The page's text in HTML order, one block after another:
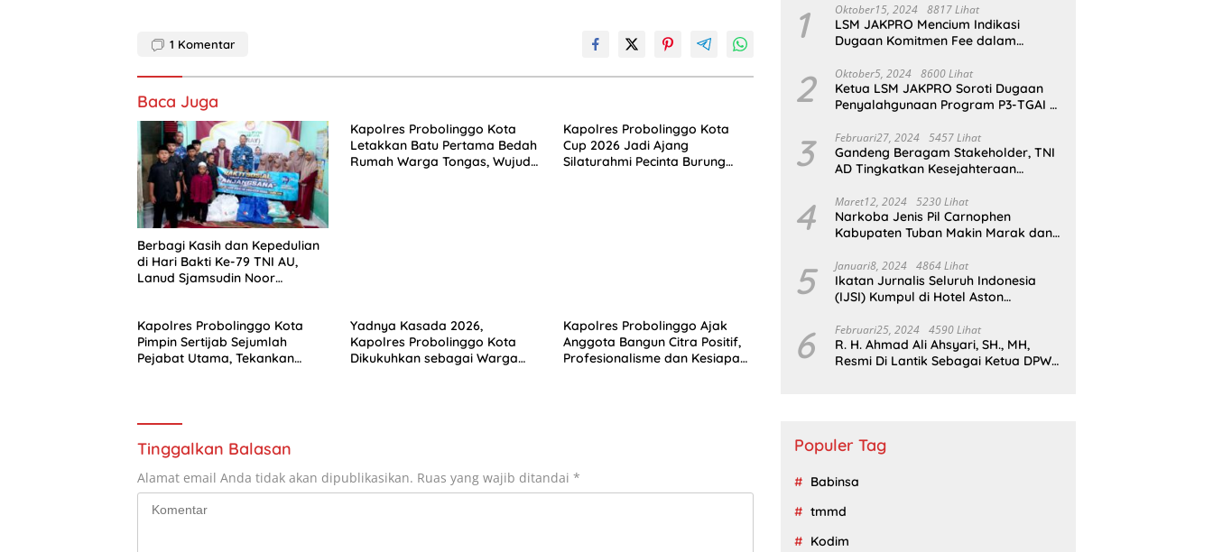
1 Komentar
Baca Juga
Berbagi Kasih dan Kepedulian
di Hari Bakti Ke-79 TNI AU,
Lanud Sjamsudin Noor
Kapolres Probolinggo Kota
Letakkan Batu Pertama Bedah
Rumah Warga Tongas, Wujud
Kapolres Probolinggo Kota
Cup 2026 Jadi Ajang
Silaturahmi Pecinta Burung
Kapolres Probolinggo Kota
Pimpin Sertijab Sejumlah
Pejabat Utama, Tekankan
Yadnya Kasada 2026,
Kapolres Probolinggo Kota
Dikukuhkan sebagai Warga
Kapolres Probolinggo Ajak
Anggota Bangun Citra Positif,
Profesionalisme dan Kesiapan
Tinggalkan Balasan
Alamat email Anda tidak akan dipublikasikan. Ruas yang wajib ditandai *
1 Oktober15, 2024 8817 Lihat
LSM JAKPRO Mencium Indikasi
Dugaan Komitmen Fee dalam
Sukapura
2 Oktober5, 2024 8600 Lihat
Ketua LSM JAKPRO Soroti Dugaan
Penyalahgunaan Program P3-TGAI di
3 Februari27, 2024 5457 Lihat
Gandeng Beragam Stakeholder, TNI
AD Tingkatkan Kesejahteraan
4 Maret12, 2024 5230 Lihat
Narkoba Jenis Pil Carnophen
Kabupaten Tuban Makin Marak dan
Wajib Tau
5 Januari8, 2024 4864 Lihat
Ikatan Jurnalis Seluruh Indonesia
(IJSI) Kumpul di Hotel Aston
6 Februari25, 2024 4590 Lihat
R. H. Ahmad Ali Ahsyari, SH., MH,
Resmi Di Lantik Sebagai Ketua DPW
Populer Tag
Babinsa
tmmd
Kodim